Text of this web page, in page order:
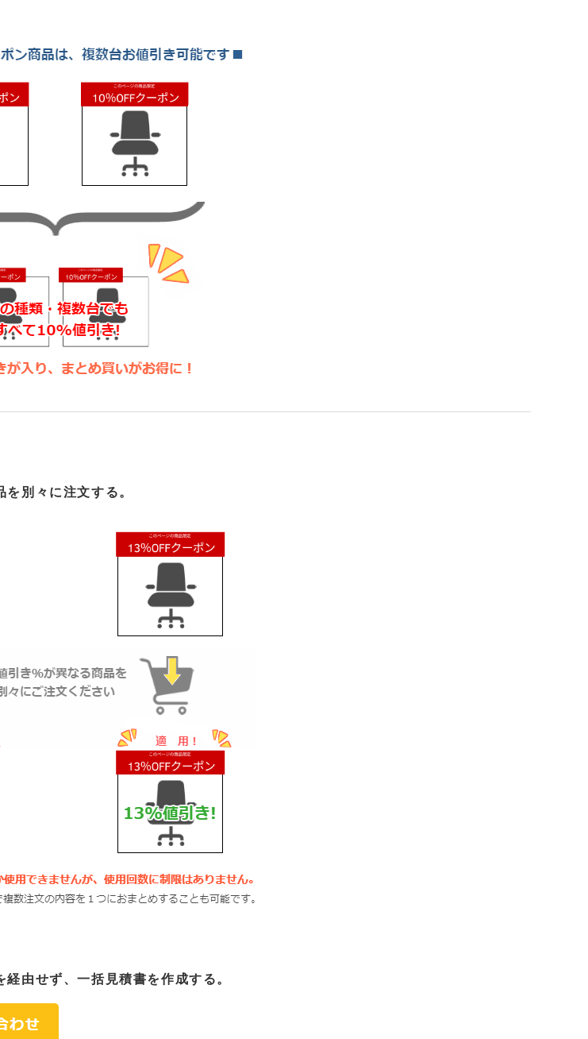
別々に注文する。
由せず、一括見積書を作成する。